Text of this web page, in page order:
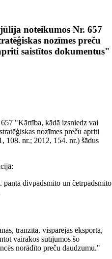
noteikumos Nr. 657
nozīmes preču
saistītos dokumentus"
"Kārtība, kādā izsniedz vai
nozīmes preču apriti
108. nr.; 2012, 154. nr.) šādus
panta divpadsmito un četrpadsmito
tranzīta, vispārējās eksporta,
vairākos sūtījumos šo
norādīto preču daudzumu."